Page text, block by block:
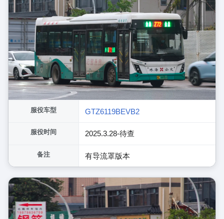
服役车型 GTZ6119BEVB2
服役时间 2025.3.28-待查
备注 有导流罩版本